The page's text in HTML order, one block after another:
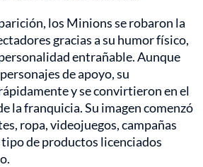
los Minions se robaron la
gracias a su humor físico,
entrañable. Aunque
de apoyo, su
y se convirtieron en el
la franquicia. Su imagen comenzó
ropa, videojuegos, campañas
de productos licenciados